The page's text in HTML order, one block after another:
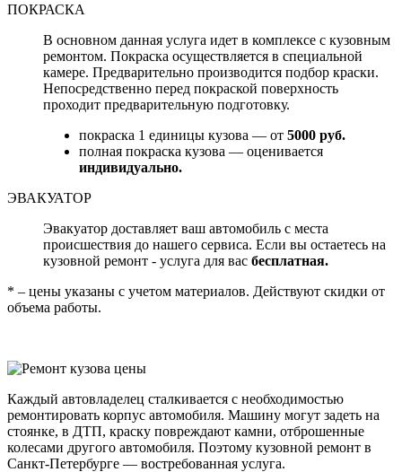
ПОКРАСКА
В основном данная услуга идет в комплексе с кузовным
ремонтом. Покраска осуществляется в специальной
камере. Предварительно производится подбор краски.
Непосредственно перед покраской поверхность
проходит предварительную подготовку.
покраска 1 единицы кузова — от 5000 руб.
полная покраска кузова — оценивается
индивидуально.
ЭВАКУАТОР
Эвакуатор доставляет ваш автомобиль с места
происшествия до нашего сервиса. Если вы остаетесь на
кузовной ремонт - услуга для вас бесплатная.
* – цены указаны с учетом материалов. Действуют скидки от
объема работы.
Каждый автовладелец сталкивается с необходимостью
ремонтировать корпус автомобиля. Машину могут задеть на
стоянке, в ДТП, краску повреждают камни, отброшенные
колесами другого автомобиля. Поэтому кузовной ремонт в
Санкт-Петербурге — востребованная услуга.